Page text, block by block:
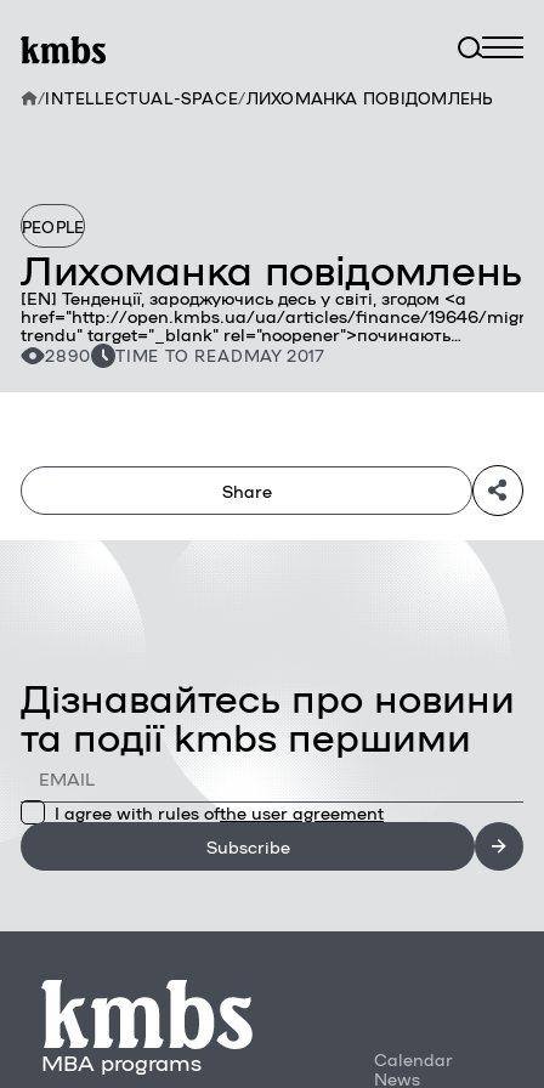
PEOPLE
Лихоманка повідомлень
[EN] Тенденції, зароджуючись десь у світі, згодом <a
href="http://open.kmbs.ua/ua/articles/finance/19646/
trendu" target="_blank" rel="noopener">починають
мігрувати </a>до інших країн. Саме тому варто
відслідковувати появу нових трендів не лише у своєму
регіоні, але й у віддалених частинах планети. Однією з
2890 TIME TO READ MAY 2017
/INTELLECTUAL-SPACE/ЛИХОМАНКА ПОВІДОМЛЕНЬ
Share
Дізнавайтесь про новини
та події kmbs першими
I agree with rules ofthe user agreement
Subscribe
MBA programs
Calendar
News